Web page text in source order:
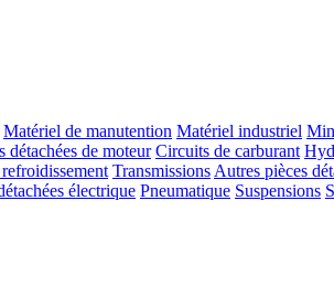
Matériel de manutention Matériel industriel
détachées de moteur Circuits de carburant
Transmissions Autres pièces
électrique Pneumatique Suspensions